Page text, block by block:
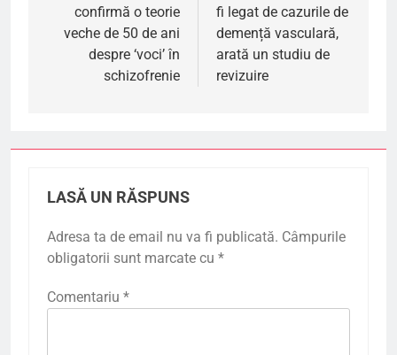
articole
confirmă o teorie
veche de 50 de ani
despre ‘voci’ în
schizofrenie
fi legat de cazurile de
demență vasculară,
arată un studiu de
revizuire
LASĂ UN RĂSPUNS
Adresa ta de email nu va fi publicată. Câmpurile
obligatorii sunt marcate cu *
Comentariu *